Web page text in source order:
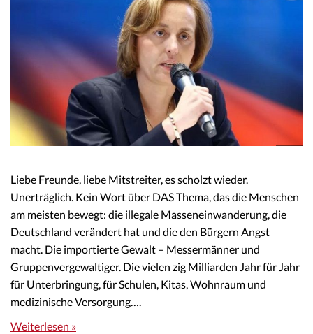
Liebe Freunde, liebe Mitstreiter, es scholzt wieder.
Unerträglich. Kein Wort über DAS Thema, das die Menschen
am meisten bewegt: die illegale Masseneinwanderung, die
Deutschland verändert hat und die den Bürgern Angst
macht. Die importierte Gewalt – Messermänner und
Gruppenvergewaltiger. Die vielen zig Milliarden Jahr für Jahr
für Unterbringung, für Schulen, Kitas, Wohnraum und
medizinische Versorgung….
Weiterlesen »